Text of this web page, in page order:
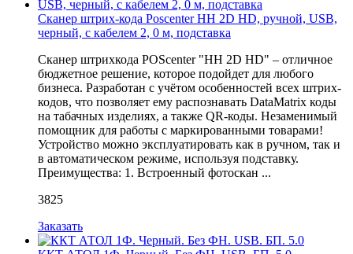
Сканер штрих-кода Poscenter HH 2D HD, ручной, USB,
черный, с кабелем 2, 0 м, подставка
Сканер штрихкода POScenter "HH 2D HD" – отличное
бюджетное решение, которое подойдет для любого
бизнеса. Разработан с учётом особенностей всех штрих-
кодов, что позволяет ему распознавать DataMatrix коды
на табачных изделиях, а также QR-коды. Незаменимый
помощник для работы с маркированными товарами!
Устройство можно эксплуатировать как в ручном, так и
в автоматическом режиме, используя подставку.
Преимущества: 1. Встроенный фотоскан ...
3825
Заказать